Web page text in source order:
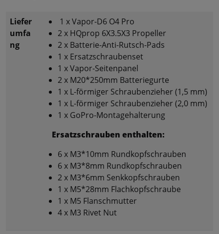
Liefer
umfa
ng
1 x Vapor-D6 O4 Pro
2 x HQprop 6X3.5X3 Propeller
2 x Batterie-Anti-Rutsch-Pads
1 x Ersatzschraubenset
1 x Vapor-Seitenpanel
2 x M20*250mm Batteriegurte
1 x L-förmiger Schraubenzieher (1,5 mm)
1 x L-förmiger Schraubenzieher (2,0 mm)
1 x GoPro-Montagehalterung
Ersatzschrauben enthalten:
6 x M3*10mm Rundkopfschrauben
6 x M3*8mm Rundkopfschrauben
2 x M3*6mm Senkkopfschrauben
1 x M5*28mm Flachkopfschraube
1 x M5 Flanschmutter
4 x M3 Rivet Nut